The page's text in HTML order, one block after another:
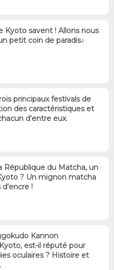
Kyoto savent ! Allons nous
petit coin de paradis♪
principaux festivals de
des caractéristiques et
d'entre eux.
République du Matcha, un
? Un mignon matcha
d'encre !
Kannon
est-il réputé pour
oculaires ? Histoire et